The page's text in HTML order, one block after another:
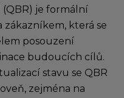
je formální
zákazníkem, která se
posouzení
budoucích cílů.
stavu se QBR
zejména na